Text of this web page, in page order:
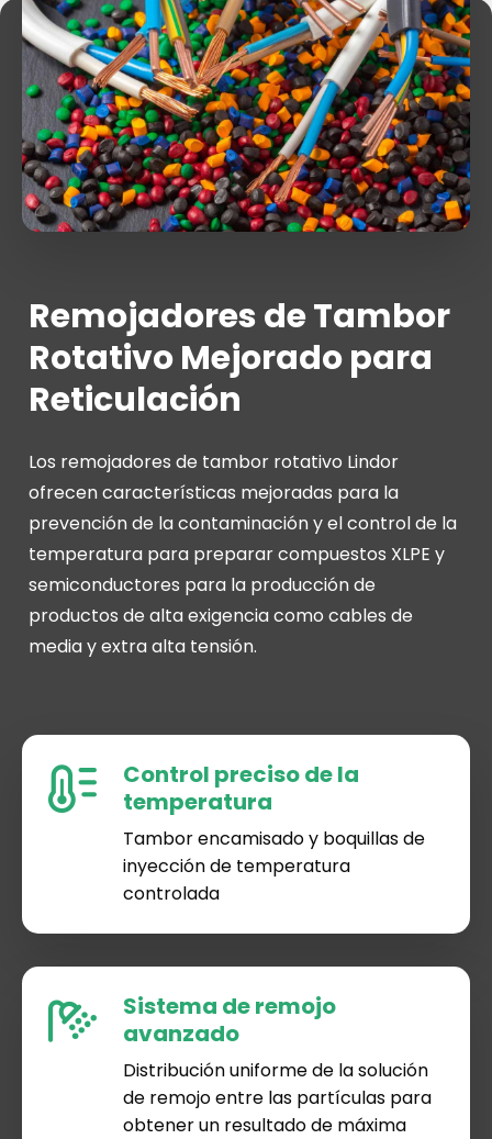
Remojadores de Tambor
Rotativo Mejorado para
Reticulación
Los remojadores de tambor rotativo Lindor
ofrecen características mejoradas para la
prevención de la contaminación y el control de la
temperatura para preparar compuestos XLPE y
semiconductores para la producción de
productos de alta exigencia como cables de
media y extra alta tensión.
Control preciso de la
temperatura
Tambor encamisado y boquillas de
inyección de temperatura
controlada
Sistema de remojo
avanzado
Distribución uniforme de la solución
de remojo entre las partículas para
obtener un resultado de máxima